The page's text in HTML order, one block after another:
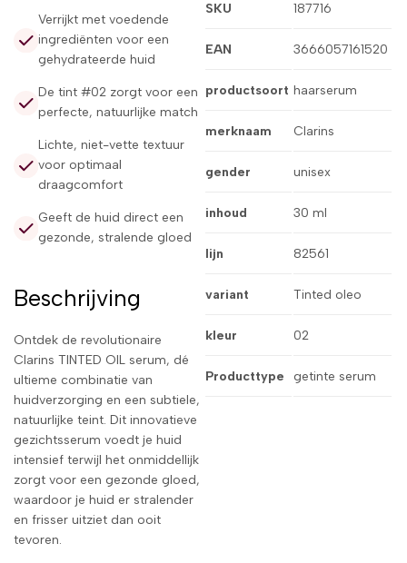
Verrijkt met voedende
ingrediënten voor een
gehydrateerde huid
De tint #02 zorgt voor een
perfecte, natuurlijke match
Lichte, niet-vette textuur
voor optimaal
draagcomfort
Geeft de huid direct een
gezonde, stralende gloed
Beschrijving
Ontdek de revolutionaire
Clarins TINTED OIL serum, dé
ultieme combinatie van
huidverzorging en een subtiele,
natuurlijke teint. Dit innovatieve
gezichtsserum voedt je huid
intensief terwijl het onmiddellijk
zorgt voor een gezonde gloed,
waardoor je huid er stralender
en frisser uitziet dan ooit
tevoren.
SKU 187716
EAN 3666057161520
productsoort haarserum
merknaam Clarins
gender unisex
inhoud 30 ml
lijn 82561
variant Tinted oleo
kleur 02
Producttype getinte serum